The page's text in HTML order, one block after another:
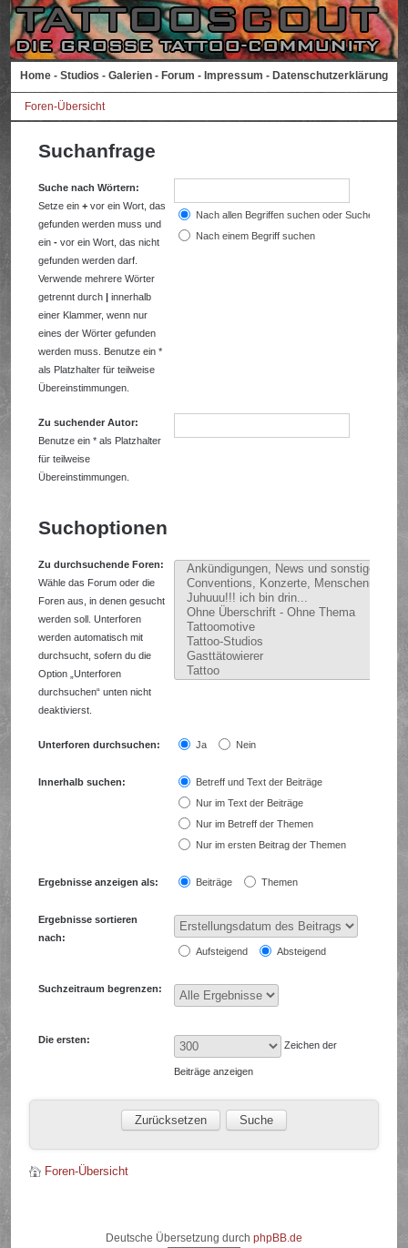
Home - Studios - Galerien - Forum - Impressum - Datenschutzerklärung
Foren-Übersicht
Suchanfrage
Suche nach Wörtern:
Setze ein+ vor ein Wort, das
gefunden werden muss und
ein- vor ein Wort, das nicht
gefunden werden darf.
Verwende mehrere Wörter
getrennt durch| innerhalb
einer Klammer, wenn nur
eines der Wörter gefunden
werden muss. Benutze ein *
als Platzhalter für teilweise
Übereinstimmungen.
Nach allen Begriffen suchen oder Suche wie
Nach einem Begriff suchen
Zu suchender Autor:
Benutze ein * als Platzhalter
für teilweise
Übereinstimmungen.
Suchoptionen
Zu durchsuchende Foren:
Wähle das Forum oder die
Foren aus, in denen gesucht
werden soll. Unterforen
werden automatisch mit
durchsucht, sofern du die
Option „Unterforen
durchsuchen“ unten nicht
deaktivierst.
Unterforen durchsuchen: Ja Nein
Innerhalb suchen:
Betreff und Text der Beiträge
Nur im Text der Beiträge
Nur im Betreff der Themen
Nur im ersten Beitrag der Themen
Ergebnisse anzeigen als: Beiträge Themen
Ergebnisse sortieren
nach:
Aufsteigend
Absteigend
Suchzeitraum begrenzen:
Die ersten:
Zeichen der
Beiträge anzeigen
Foren-Übersicht
Deutsche Übersetzung durch phpBB.de